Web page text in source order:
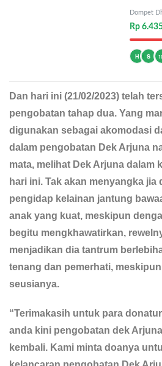
Dompet
Rp
H S
Dan hari ini (21/02/2023) telah
pengobatan tahap dua. Yang
digunakan sebagai akomodasi
dalam pengobatan Dek Arjuna
mata, melihat Dek Arjuna dalam
hari ini. Tak akan menyangka jia
pengidap kelainan jantung
anak yang kuat, meskipun
begitu mengkhawatirkan,
menjadikan dia tantrum
tenang dan pemerhati,
seusianya.
“Terimakasih untuk para
anda kini pengobatan dek
kembali. Kami minta doanya